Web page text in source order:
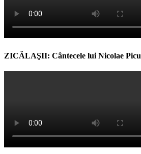
ZICĂLAŞII: Cântecele lui Nicolae Picu